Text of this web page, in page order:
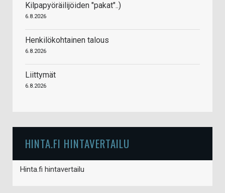
Kilpapyöräilijöiden "pakat"..)
6.8.2026
Henkilökohtainen talous
6.8.2026
Liittymät
6.8.2026
HINTA.FI HINTAVERTAILU
Hinta.fi hintavertailu